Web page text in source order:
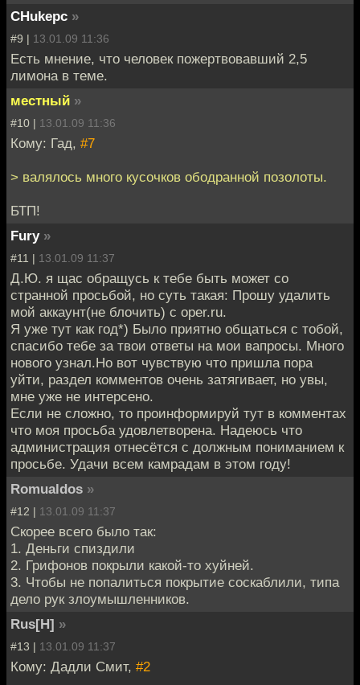
CHukepc »
#9 | 13.01.09 11:36
Есть мнение, что человек пожертвовавший 2,5
лимона в теме.
местный »
#10 | 13.01.09 11:36
Кому: Гад, #7
> валялось много кусочков ободранной позолоты.
БТП!
Fury »
#11 | 13.01.09 11:37
Д.Ю. я щас обращусь к тебе быть может со
странной просьбой, но суть такая: Прошу удалить
мой аккаунт(не блочить) с oper.ru.
Я уже тут как год*) Было приятно общаться с тобой,
спасибо тебе за твои ответы на мои вапросы. Много
нового узнал.Но вот чувствую что пришла пора
уйти, раздел комментов очень затягивает, но увы,
мне уже не интерсено.
Если не сложно, то проинформируй тут в комментах
что моя просьба удовлетворена. Надеюсь что
администрация отнесётся с должным пониманием к
просьбе. Удачи всем камрадам в этом году!
Romualdos »
#12 | 13.01.09 11:37
Скорее всего было так:
1. Деньги спиздили
2. Грифонов покрыли какой-то хуйней.
3. Чтобы не попалиться покрытие соскаблили, типа
дело рук злоумышленников.
Rus[H] »
#13 | 13.01.09 11:37
Кому: Дадли Смит, #2